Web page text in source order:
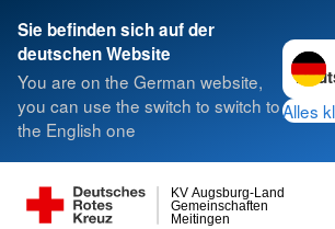
Sie befinden sich auf der
deutschen Website
You are on the German website,
you can use the switch to switch to
the English one
Alles
Meitingen
Gemeinschaften
KV Augsburg-Land